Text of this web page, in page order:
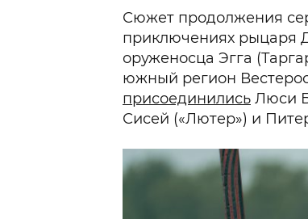
Сюжет продолжения
приключениях рыцаря
оруженосца Эгга
южный регион
присоединились Люси
Сисей («Лютер») и